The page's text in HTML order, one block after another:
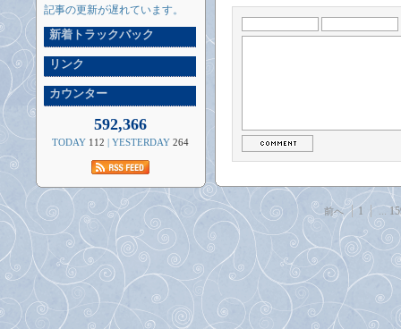
前へ 1 ...
記事の更新が遅れています。
新着トラックバック
リンク
カウンター
592,366
TODAY 112 | YESTERDAY 264